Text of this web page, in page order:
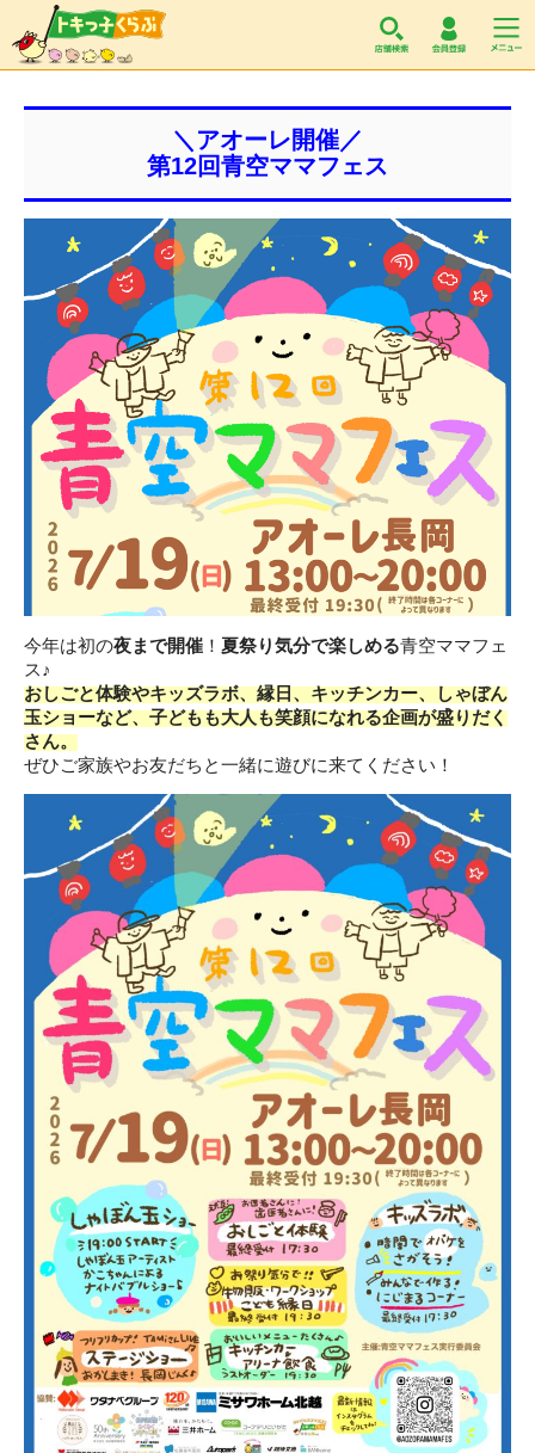
＼アオーレ開催／
第12回青空ママフェス
今年は初の夜まで開催 ！ 夏祭り気分で楽しめる青空ママフェ
ス♪
おしごと体験やキッズラボ、縁日、キッチンカー、しゃぼん
玉ショーなど、子どもも大人も笑顔になれる企画が盛りだく
さん。
ぜひご家族やお友だちと一緒に遊びに来てください！